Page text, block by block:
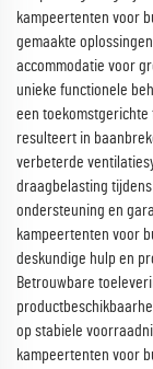
kampeertenten voor
gemaakte
accommodatie voor
unieke functionele
een
resulteert in
verbeterde
draagbelasting
ondersteuning en
kampeertenten voor
deskundige hulp en
Betrouwbare
op stabiele
kampeertenten voor